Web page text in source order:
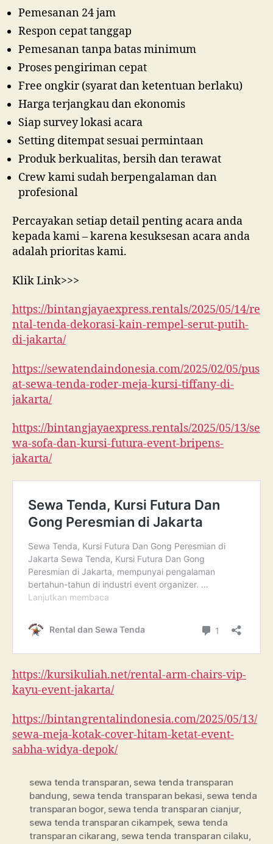
Pemesanan 24 jam
Respon cepat tanggap
Pemesanan tanpa batas minimum
Proses pengiriman cepat
Free ongkir (syarat dan ketentuan berlaku)
Harga terjangkau dan ekonomis
Siap survey lokasi acara
Setting ditempat sesuai permintaan
Produk berkualitas, bersih dan terawat
Crew kami sudah berpengalaman dan
profesional
Percayakan setiap detail penting acara anda
kepada kami – karena kesuksesan acara anda
adalah prioritas kami.
Klik Link>>>
https://bintangjayaexpress.rentals/2025/05/14/re
ntal-tenda-dekorasi-kain-rempel-serut-putih-
di-jakarta/
https://sewatendaindonesia.com/2025/02/05/pus
at-sewa-tenda-roder-meja-kursi-tiffany-di-
jakarta/
https://bintangjayaexpress.rentals/2025/05/13/se
wa-sofa-dan-kursi-futura-event-bripens-
jakarta/
https://kursikuliah.net/rental-arm-chairs-vip-
kayu-event-jakarta/
https://bintangrentalindonesia.com/2025/05/13/
sewa-meja-kotak-cover-hitam-ketat-event-
sabha-widya-depok/
sewa tenda transparan sewa tenda transparan
bandung sewa tenda transparan bekasi sewa tenda
transparan bogor, sewa tenda transparan cianjur,
sewa tenda transparan cikampek, sewa tenda
transparan cikarang sewa tenda transparan cilaku